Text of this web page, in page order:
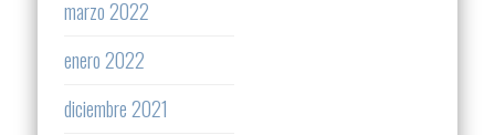
marzo 2022
enero 2022
diciembre 2021